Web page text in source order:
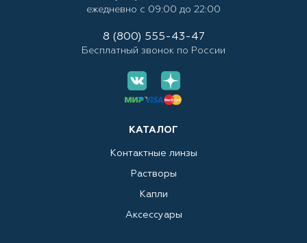
КАТАЛОГ
Контактные линзы
Растворы
Капли
Аксессуары
ежедневно с 09:00 до 22:00
8 (800) 555-43-47
Бесплатный звонок по России